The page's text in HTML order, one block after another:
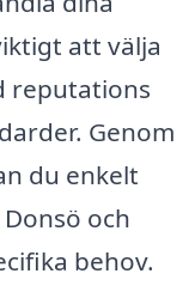
att välja
reputations
Genom
du enkelt
och
behov.